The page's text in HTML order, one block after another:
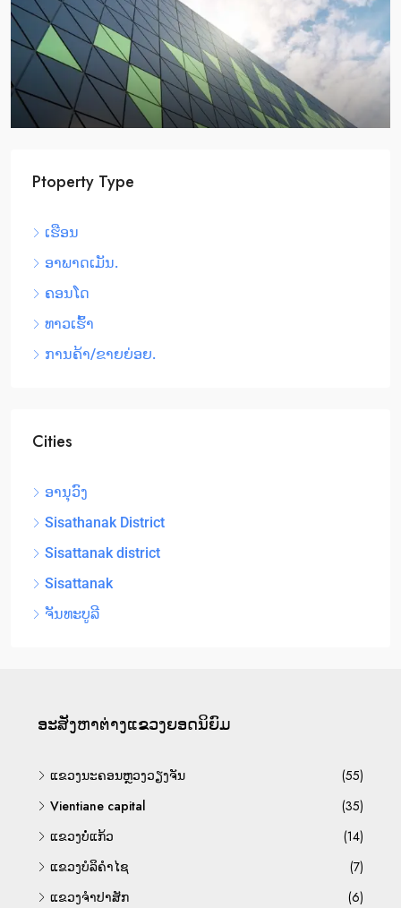
Home Theater
Ptoperty Type
ເຮືອນ
ອາພາດເມັນ.
ຄອນໂດ
ທາວເຮົ້າ
ການຄ້າ/ຂາຍຍ່ອຍ.
Cities
ອານຸວົງ
Sisathanak District
Sisattanak district
Sisattanak
ຈັນທະບູລີ
ອະ​ສັງ​ຫາ​ຕ່າງ​ແຂວງ​ຍອດ​ນິ​ຍົມ
ແຂວງນະຄອນຫຼວງວຽງຈັນ
(55)
Vientiane capital
(35)
ແຂວງບໍ່ແກ້ວ
(14)
ແຂວງບໍລິຄຳໄຊ
(7)
ແຂວງຈຳປາສັກ
(6)